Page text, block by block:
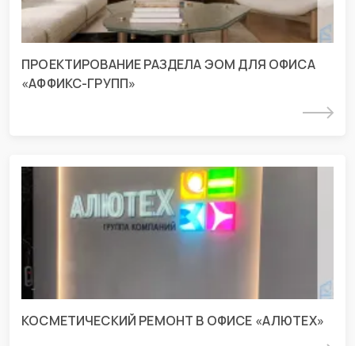
ПРОЕКТИРОВАНИЕ РАЗДЕЛА ЭОМ ДЛЯ ОФИСА
«АФФИКС-ГРУПП»
Подробнее
КОСМЕТИЧЕСКИЙ РЕМОНТ В ОФИСЕ «АЛЮТЕХ»
Строительно-монтажные работы в
офисе «АЛЮТЕХ» пос.
Индустриальный